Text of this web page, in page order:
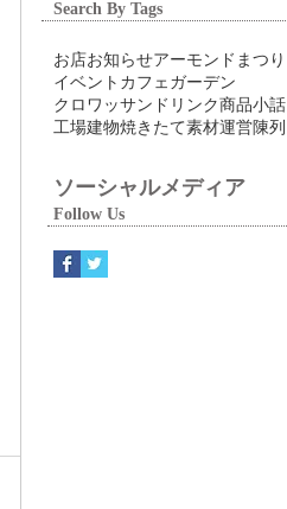
Search By Tags
お店お知らせアーモンドまつり
イベント カフェ ガーデン
クロワッサン ドリンク商品小話
工場建物焼きたて素材運営陳列
ソーシャルメディア
Follow Us